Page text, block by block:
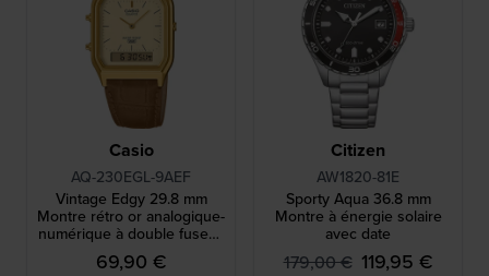
Casio
AQ-230EGL-9AEF
Vintage Edgy 29.8 mm
Montre rétro or analogique-
numérique à double fuseau
horaire
69,90 €
Citizen
AW1820-81E
Sporty Aqua 36.8 mm
Montre à énergie solaire
avec date
179,00 € 119,95 €